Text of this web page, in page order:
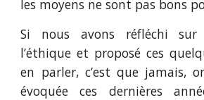
les moyens ne sont pas bons
Si nous avons réfléchi
l’éthique et proposé ces
en parler, c’est que jamais,
évoquée ces dernières